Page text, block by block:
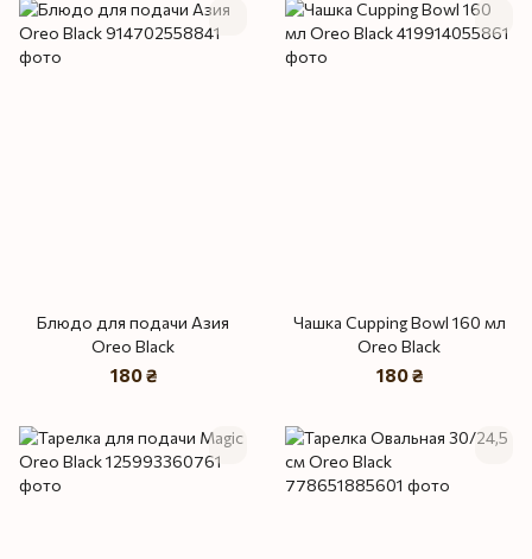
Блюдо для подачи Азия
Oreo Black
180 ₴
Чашка Cupping Bowl 160 мл
Oreo Black
180 ₴